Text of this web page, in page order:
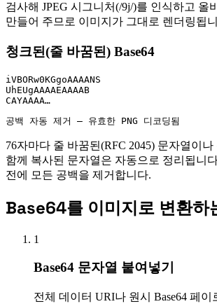
검사해 JPEG 시그니처(/9j/)를 인식하고 올
만들어 주므로 이미지가 그대로 렌더링됩
청크된(줄 바꿈된) Base64
iVBORw0KGgoAAAANS
UhEUgAAAAEAAAAB
CAYAAAA…
공백 자동 제거 — 유효한 PNG 디코딩됨
76자마다 줄 바꿈된(RFC 2045) 문자열이
함께 복사된 문자열은 자동으로 정리됩니
전에 모든 공백을 제거합니다.
Base64를 이미지로 변환하
1
Base64 문자열 붙여넣기
전체 데이터 URI나 원시 Base64 페